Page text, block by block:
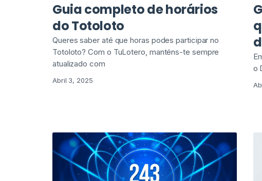
Guia completo de horários
do Totoloto
Queres saber até que horas podes participar no
Totoloto? Com o TuLotero, manténs-te sempre
atualizado com
Abril 3, 2025
o